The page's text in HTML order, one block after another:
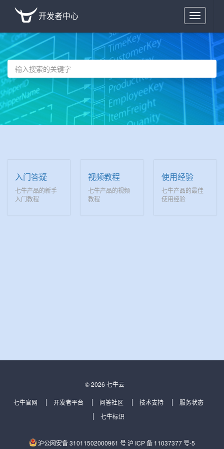
Toggle
navigation
开发者中心
入门答疑
七牛产品的新手
入门教程
视频教程
七牛产品的视频
教程
使用经验
七牛产品的最佳
使用经验
© 2026 七牛云
七牛官网 开发者平台 问答社区 技术支持
服务状态
七牛标识
沪公网安备 31011502000961 号沪 ICP 备 11037377 号-5